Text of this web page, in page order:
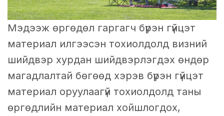
Мэдээж өргөдөл гаргагч бүрэн гүйцэт
материал илгээсэн тохиолдолд визний
шийдвэр хурдан шийдвэрлэгдэх өндөр
магадлалтай бөгөөд хэрэв бүрэн гүйцэт
материал оруулаагүй тохиолдолд таны
өргөдлийн материал хойшлогдох,